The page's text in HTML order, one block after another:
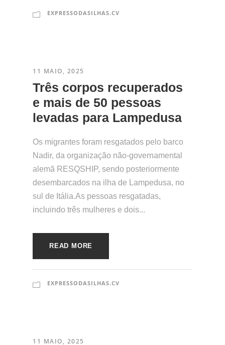
EXPRESSODASILHAS.CV
11 MAIO, 2025
​Três corpos recuperados
e mais de 50 pessoas
levadas para Lampedusa
Os migrantes foram resgatados pelo barco
Nadir, da organização não-governamental
alemã RESQSHIP, sendo posteriormente
desembarcados na ilha de Lampedusa, no
sul de Itália.As pessoas resgatadas,
incluindo três mulheres e dois...
READ MORE
EXPRESSODASILHAS.CV
11 MAIO, 2025